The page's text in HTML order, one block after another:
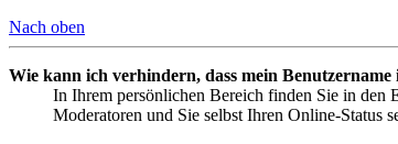
Nach oben
Wie kann ich verhindern, dass mein
In Ihrem persönlichen Bereich finden Sie in den
Moderatoren und Sie selbst Ihren Online-Status